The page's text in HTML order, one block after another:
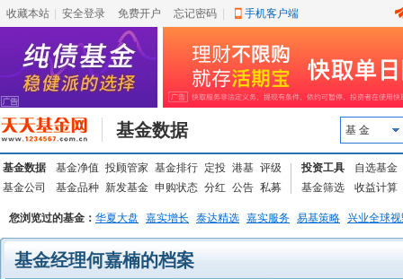
收藏本站 安全登录 免费开户 忘记密码 手机客户端
基金数据 基 金
基金数据 基金净值 投顾管家 基金排行 定投 港基 评级
基金公司
基金品种 新发基金 申购状态 分红 公告 私募
投资工具
自选基金
基金筛选
收益计算
您浏览过的基金： 华夏大盘 嘉实增长 泰达精选 嘉实服务 易基策略 兴业全球
基金经理何嘉楠的档案